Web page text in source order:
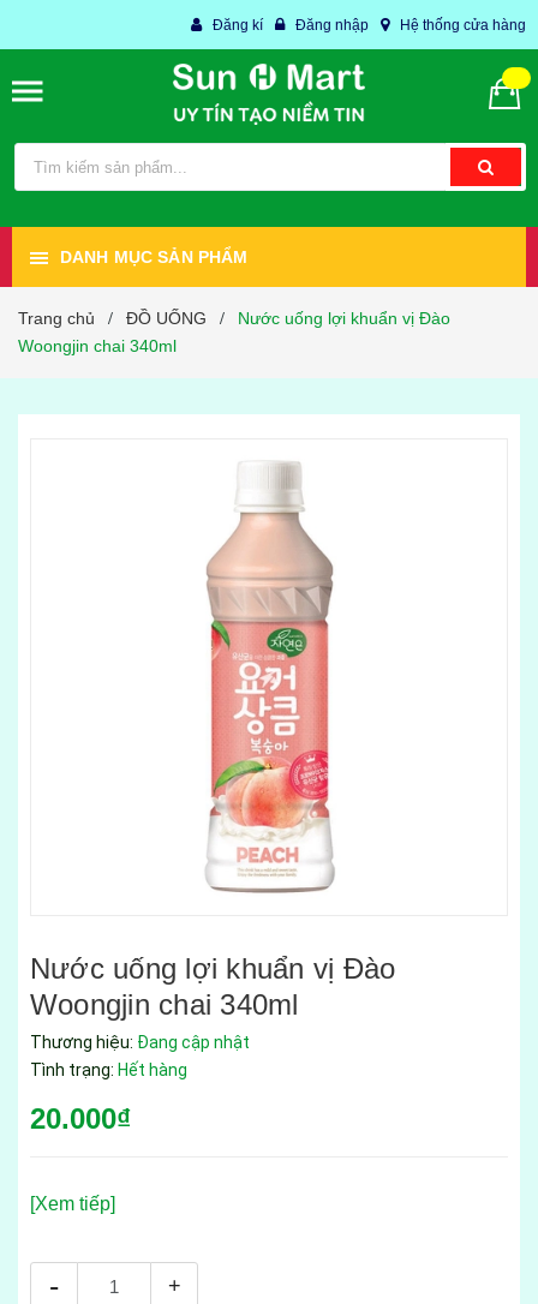
Đăng kí Đăng nhập Hệ thống cửa hàng
DANH MỤC SẢN PHẨM
Trang chủ / ĐỒ UỐNG /
Nước uống lợi khuẩn vị Đào
Woongjin chai 340ml
Nước uống lợi khuẩn vị Đào
Woongjin chai 340ml
Thương hiệu: Đang cập nhật
Tình trạng: Hết hàng
20.000₫
[Xem tiếp]
- +